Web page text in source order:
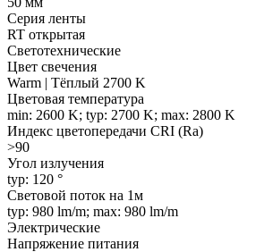
Серия ленты
RT открытая
Светотехнические
Цвет свечения
Warm | Тёплый 2700 K
Цветовая температура
min: 2600 K; typ: 2700 K; max: 2800 K
Индекс цветопередачи CRI (Ra)
>90
Угол излучения
typ: 120 °
Световой поток на 1м
typ: 980 lm/m; max: 980 lm/m
Электрические
Напряжение питания